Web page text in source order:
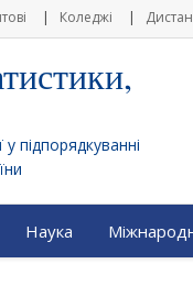
Коледжі
підпорядкуванні
Наука